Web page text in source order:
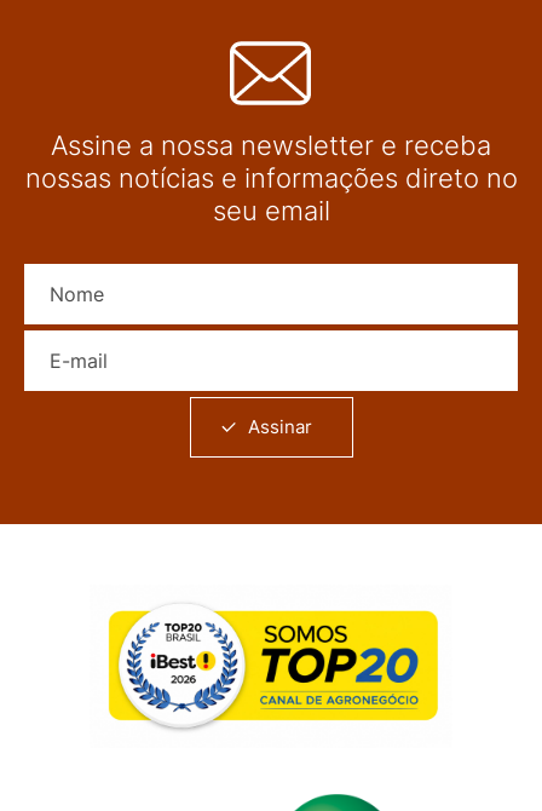
Assine a nossa newsletter e receba
nossas notícias e informações direto no
seu email
Assinar